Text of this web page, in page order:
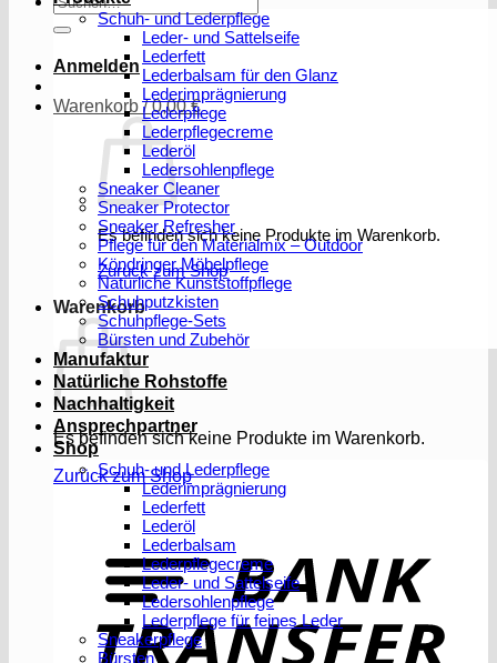
nach:
Anmelden
Warenkorb /0,00€
Es befinden sich keine Produkte im Warenkorb.
Zurück zum Shop
Warenkorb
Es befinden sich keine Produkte im Warenkorb.
Zurück zum Shop
Schuh- und Lederpflege
Leder- und Sattelseife
Lederfett
Lederbalsam für den Glanz
Lederimprägnierung
Lederpflege
Lederpflegecreme
Lederöl
Ledersohlenpflege
Sneaker Cleaner
Sneaker Protector
Sneaker Refresher
Pflege für den Materialmix – Outdoor
Köndringer Möbelpflege
Natürliche Kunststoffpflege
Schuhputzkisten
Schuhpflege-Sets
Bürsten und Zubehör
Manufaktur
Natürliche Rohstoffe
Nachhaltigkeit
Ansprechpartner
Shop
Schuh- und Lederpflege
Lederimprägnierung
Lederfett
Lederöl
Lederbalsam
Lederpflegecreme
Leder- und Sattelseife
Ledersohlenpflege
Lederpflege für feines Leder
Sneakerpflege
Bürsten